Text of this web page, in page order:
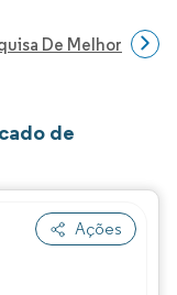
De Melhorias
de
Ações